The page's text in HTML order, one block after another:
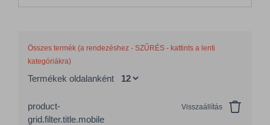
Összes termék (a rendezéshez - SZŰRÉS - kattints a lenti
kategóriákra)
Termékek oldalanként
product-
grid.filter.title.mobile
Visszaállítás